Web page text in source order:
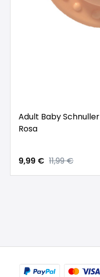
Adult Baby Schnuller
Rosa
9,99 € 11,99 €